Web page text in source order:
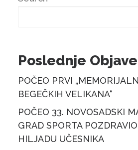
Poslednje Objave
POČEO PRVI
BEGEČKIH VELIKANA“
POČEO 33. NOVOSADSKI
GRAD SPORTA
HILJADU UČESNIKA